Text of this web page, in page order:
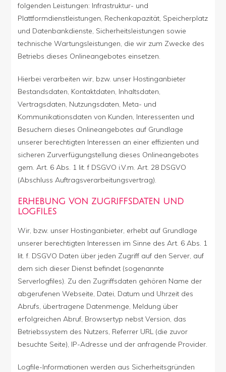
folgenden Leistungen: Infrastruktur- und
Plattformdienstleistungen, Rechenkapazität, Speicherplatz
und Datenbankdienste, Sicherheitsleistungen sowie
technische Wartungsleistungen, die wir zum Zwecke des
Betriebs dieses Onlineangebotes einsetzen.
Hierbei verarbeiten wir, bzw. unser Hostinganbieter
Bestandsdaten, Kontaktdaten, Inhaltsdaten,
Vertragsdaten, Nutzungsdaten, Meta- und
Kommunikationsdaten von Kunden, Interessenten und
Besuchern dieses Onlineangebotes auf Grundlage
unserer berechtigten Interessen an einer effizienten und
sicheren Zurverfügungstellung dieses Onlineangebotes
gem. Art. 6 Abs. 1 lit. f DSGVO i.V.m. Art. 28 DSGVO
(Abschluss Auftragsverarbeitungsvertrag).
ERHEBUNG VON ZUGRIFFSDATEN UND
LOGFILES
Wir, bzw. unser Hostinganbieter, erhebt auf Grundlage
unserer berechtigten Interessen im Sinne des Art. 6 Abs. 1
lit. f. DSGVO Daten über jeden Zugriff auf den Server, auf
dem sich dieser Dienst befindet (sogenannte
Serverlogfiles). Zu den Zugriffsdaten gehören Name der
abgerufenen Webseite, Datei, Datum und Uhrzeit des
Abrufs, übertragene Datenmenge, Meldung über
erfolgreichen Abruf, Browsertyp nebst Version, das
Betriebssystem des Nutzers, Referrer URL (die zuvor
besuchte Seite), IP-Adresse und der anfragende Provider.
Logfile-Informationen werden aus Sicherheitsgründen